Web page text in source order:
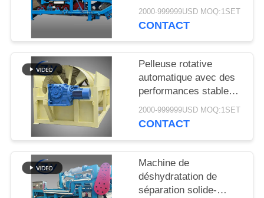
PRIVACY
POLICY
déshydratation stable
des boues dans les
l'amidon de manioc
2000-999999USD MOQ:1SET
CONTACT
Pelleuse rotative
automatique avec des
performances stables
pour la production
d'amidon de manioc et
2000-999999USD MOQ:1SET
CONTACT
Machine de
déshydratation de
séparation solide-